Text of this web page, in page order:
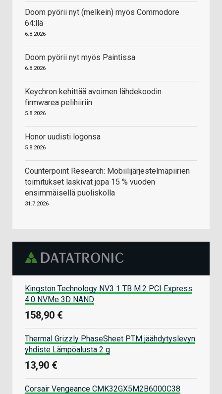
Doom pyörii nyt (melkein) myös Commodore
64:llä
6.8.2026
Doom pyörii nyt myös Paintissa
6.8.2026
Keychron kehittää avoimen lähdekoodin
firmwarea pelihiiriin
5.8.2026
Honor uudisti logonsa
5.8.2026
Counterpoint Research: Mobiilijärjestelmäpiirien
toimitukset laskivat jopa 15 % vuoden
ensimmäisellä puoliskolla
31.7.2026
Kingston Technology NV3 1 TB M.2 PCI Express
4.0 NVMe 3D NAND
158,90 €
Thermal Grizzly PhaseSheet PTM jäähdytyslevyn
yhdiste Lämpöalusta 2 g
13,90 €
Corsair Vengeance CMK32GX5M2B6000C38